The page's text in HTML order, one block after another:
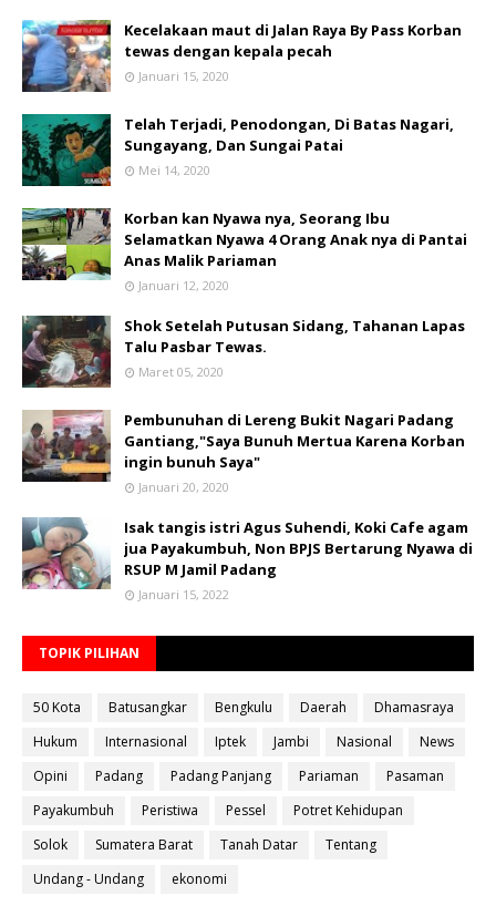
Kecelakaan maut di Jalan Raya By Pass Korban
tewas dengan kepala pecah
Januari 15, 2020
Telah Terjadi, Penodongan, Di Batas Nagari,
Sungayang, Dan Sungai Patai
Mei 14, 2020
Korban kan Nyawa nya, Seorang Ibu
Selamatkan Nyawa 4 Orang Anak nya di Pantai
Anas Malik Pariaman
Januari 12, 2020
Shok Setelah Putusan Sidang, Tahanan Lapas
Talu Pasbar Tewas.
Maret 05, 2020
Pembunuhan di Lereng Bukit Nagari Padang
Gantiang,"Saya Bunuh Mertua Karena Korban
ingin bunuh Saya"
Januari 20, 2020
Isak tangis istri Agus Suhendi, Koki Cafe agam
jua Payakumbuh, Non BPJS Bertarung Nyawa di
RSUP M Jamil Padang
Januari 15, 2022
TOPIK PILIHAN
50 Kota Batusangkar Bengkulu Daerah
Dhamasraya
Hukum
Internasional Iptek Jambi Nasional
News
Opini
Padang Padang Panjang Pariaman
Pasaman
Payakumbuh
Peristiwa Pessel
Potret Kehidupan
Solok
Sumatera Barat Tanah Datar
Tentang
Undang - Undang
ekonomi